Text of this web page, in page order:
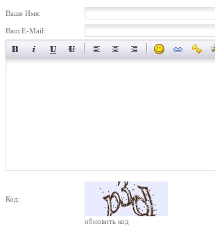
Ваше Имя:
Ваш E-Mail:
Код:
обновить код